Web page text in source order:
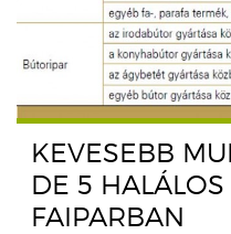
KEVESEBB
DE 5
FAIPARBAN